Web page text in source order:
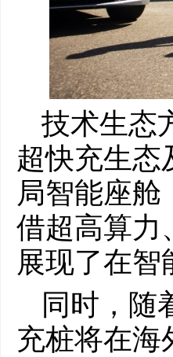
技术生态
超快充生态
局智能座
借超高算力
展现了在智
同时，随
充桩将在海